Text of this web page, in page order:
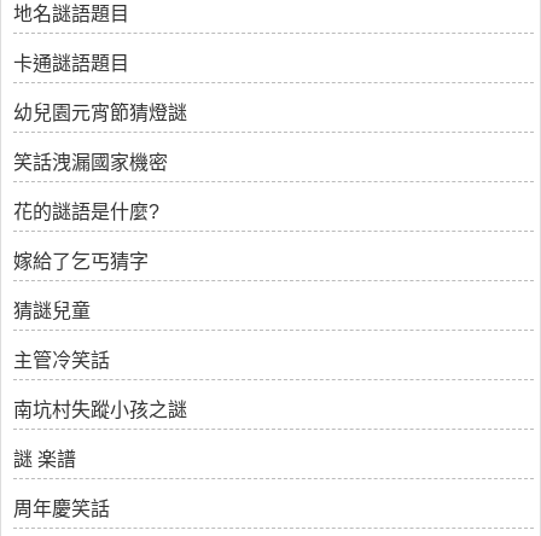
地名謎語題目
卡通謎語題目
幼兒園元宵節猜燈謎
笑話洩漏國家機密
花的謎語是什麼?
嫁給了乞丐猜字
猜謎兒童
主管冷笑話
南坑村失蹤小孩之謎
謎 楽譜
周年慶笑話